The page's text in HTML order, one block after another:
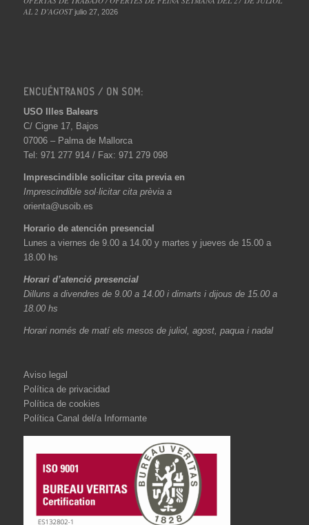
AL 2 D’AGOST julio 27, 2026
ENCUÉNTRANOS / ON SOM:
USO Illes Balears
C/ Cigne 17, Bajos
07006 – Palma de Mallorca
Tel: 971 277 914 / Fax: 971 279 098
Imprescindible solicitar cita previa en
Imprescindible sol·licitar cita prèvia a
orienta@usoib.es
Horario de atención presencial
Lunes a viernes de 9.00 a 14.00 y martes y jueves de 15.00 a
18.00 hs
Horari d’atenció presencial
Dilluns a divendres de 9.00 a 14.00 i dimarts i dijous de 15.00 a
18.00 hs
Horari només de matí els mesos de juliol, agost, paqua i nadal
Aviso legal
Política de privacidad
Política de cookies
Política Canal del/a Informante